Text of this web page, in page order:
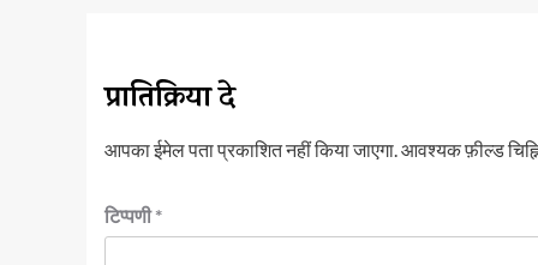
प्रातिक्रिया दे
आपका ईमेल पता प्रकाशित नहीं किया जाएगा.आवश्यक फ़ील्ड
टिप्पणी*